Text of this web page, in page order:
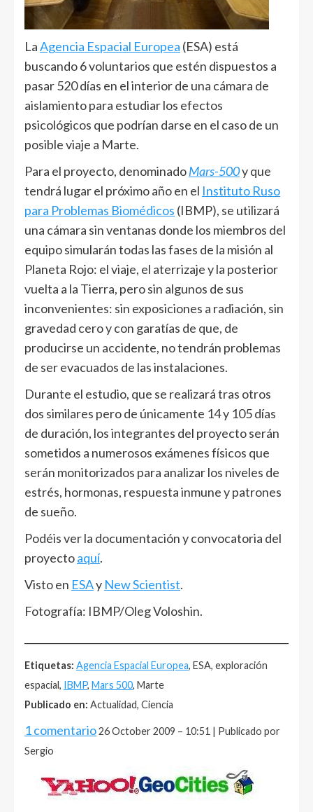
LaAgencia Espacial Europea (ESA) está
buscando 6 voluntarios que estén dispuestos a
pasar 520 días en el interior de una cámara de
aislamiento para estudiar los efectos
psicológicos que podrían darse en el caso de un
posible viaje a Marte.
Para el proyecto, denominadoMars-500y que
tendrá lugar el próximo año en el Instituto Ruso
para Problemas Biomédicos (IBMP), se utilizará
una cámara sin ventanas donde los miembros del
equipo simularán todas las fases de la misión al
Planeta Rojo: el viaje, el aterrizaje y la posterior
vuelta a la Tierra, pero sin algunos de sus
inconvenientes: sin exposiciones a radiación, sin
gravedad cero y con garatías de que, de
producirse un accidente, no tendrán problemas
de ser evacuados de las instalaciones.
Durante el estudio, que se realizará tras otros
dos similares pero de únicamente 14 y 105 días
de duración, los integrantes del proyecto serán
sometidos a numerosos exámenes físicos que
serán monitorizados para analizar los niveles de
estrés, hormonas, respuesta inmune y patrones
de sueño.
Podéis ver la documentación y convocatoria del
proyectoaquí.
Visto en ESAy New Scientist.
Fotografía: IBMP/Oleg Voloshin.
Etiquetas: Agencia Espacial Europea, ESA, exploración
espacial, IBMP, Mars 500, Marte
Publicado en: Actualidad, Ciencia
1 comentario26 October 2009 – 10:51 | Publicado por
Sergio